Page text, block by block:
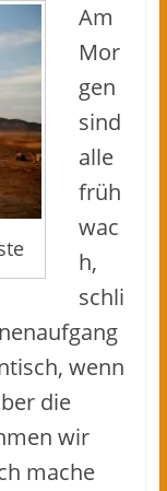
Am
Mor
gen
sind
alle
früh
wac
h,
schli
wenn
die
wir
mache